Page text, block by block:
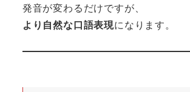
発音が変わるだけですが、
より自然な口語表現になります。